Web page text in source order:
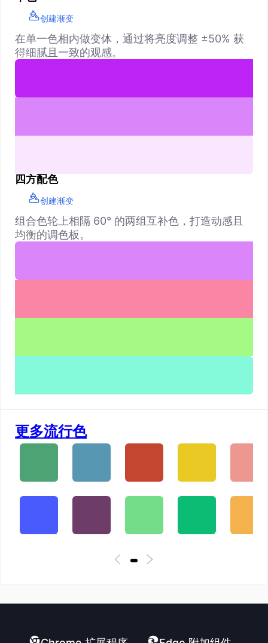
创建渐变
在单一色相内做变体，通过将亮度调整 ±50% 获
得细腻且一致的观感。
四方配色
创建渐变
组合色轮上相隔 60° 的两组互补色，打造动感且
均衡的调色板。
更多流行色